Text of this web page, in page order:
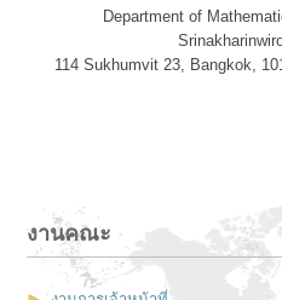
Department of
114 Sukhumvit 23, Bangkok,
งานคณะ